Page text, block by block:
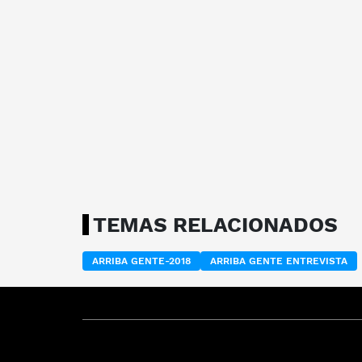
TEMAS RELACIONADOS
ARRIBA GENTE-2018 ARRIBA GENTE ENTREVISTA